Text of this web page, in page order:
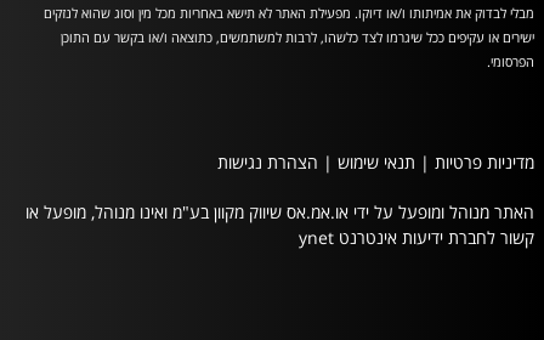
מבלי לבדוק את אמיתותו ו/או דיוקו. מפעילת האתר לא תישא באחריות מכל מין וסוג שהוא לנזקים
ישירים או עקיפים ככל שיגרמו לצד כלשהו, לרבות למשתמשים, כתוצאה ו/או בקשר עם התוכן
הפרסומי.
מדיניות פרטיות | תנאי שימוש | הצהרת נגישות
האתר מנוהל ומופעל על ידי או.אמ.אס שיווק מקוון בע"מ ואינו מנוהל, מופעל או
קשור לחברת ידיעות אינטרנט ynet